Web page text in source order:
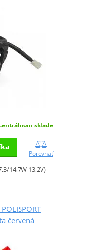
sklade
Porovnať
14,7W 13,2V)
červená